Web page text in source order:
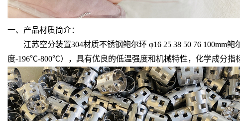
一、产品材质简介：
江苏空分装置304材质不锈钢鲍尔环 φ16 25 38 50 76 100mm
度-196℃-800℃），具有优良的低温强度和机械特性，化学成分指